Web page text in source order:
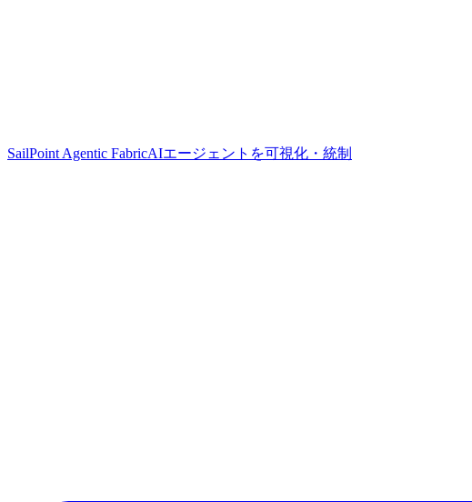
SailPoint Agentic FabricAIエージェントを可視化・統制